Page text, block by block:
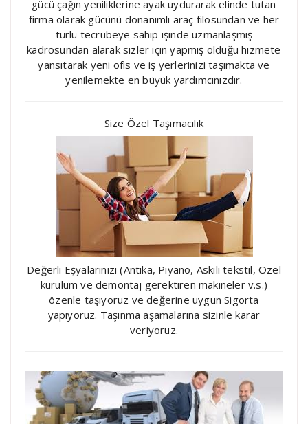
gücü çağın yeniliklerine ayak uydurarak elinde tutan
firma olarak gücünü donanımlı araç filosundan ve her
türlü tecrübeye sahip işinde uzmanlaşmış
kadrosundan alarak sizler için yapmış olduğu hizmete
yansıtarak yeni ofis ve iş yerlerinizi taşımakta ve
yenilemekte en büyük yardımcınızdır.
Size Özel Taşımacılık
Değerli Eşyalarınızı (Antika, Piyano, Askılı tekstil, Özel
kurulum ve demontaj gerektiren makineler v.s.)
özenle taşıyoruz ve değerine uygun Sigorta
yapıyoruz. Taşınma aşamalarına sizinle karar
veriyoruz.